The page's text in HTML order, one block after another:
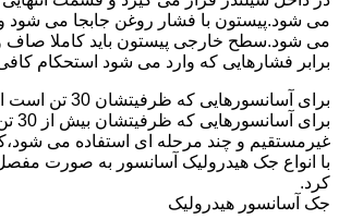
می شود.پیستون با فشار روغن جابجا می شود
می شود.سطح خارجی پیستون باید کاملا صاف
برابر فشارهایی که وارد می شود استحکام
برای آسانسورهایی
غیرمستقیم و چند مرحله ای استفاده می
با انواع جک هیدرولیک آسانسور به صورت
کرد.
جک آسانسور هیدرولیک